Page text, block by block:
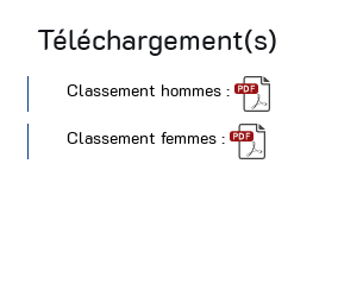
Téléchargement(s)
Classement hommes :
Classement femmes :